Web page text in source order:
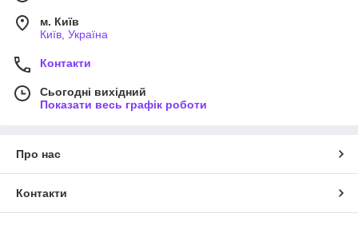
м. Київ
Київ, Україна
Контакти
Сьогодні вихідний
Показати весь графік роботи
Про нас
Контакти